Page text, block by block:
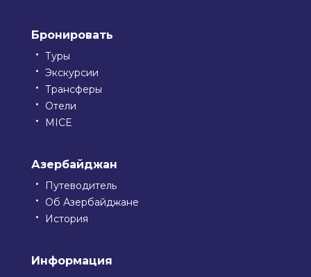
Бронировать
Туры
Экскурсии
Трансферы
Отели
MICE
Азербайджан
Путеводитель
Об Азербайджане
История
Информация